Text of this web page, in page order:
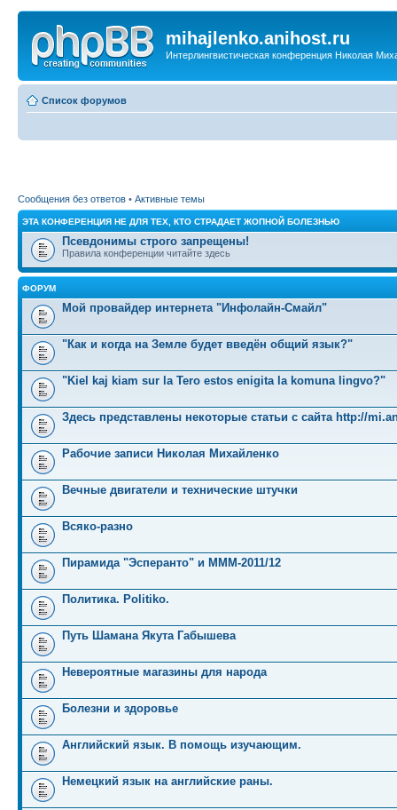
mihajlenko.anihost.ru
Интерлингвистическая конференция Николая
Список форумов
Сообщения без ответов • Активные темы
ЭТА КОНФЕРЕНЦИЯ НЕ ДЛЯ ТЕХ, КТО СТРАДАЕТ ЖОПНОЙ БОЛЕЗНЬЮ
Псевдонимы строго запрещены!
Правила конференции читайте здесь
ФОРУМ
Мой провайдер интернета "Инфолайн-Смайл"
"Как и когда на Земле будет введён общий язык?"
"Kiel kaj kiam sur la Tero estos enigita la komuna lingvo?"
Здесь представлены некоторые статьи с сайта http://
Рабочие записи Николая Михайленко
Вечные двигатели и технические штучки
Всяко-разно
Пирамида "Эсперанто" и MMM-2011/12
Политика. Politiko.
Путь Шамана Якута Габышева
Невероятные магазины для народа
Болезни и здоровье
Английский язык. В помощь изучающим.
Немецкий язык на английские раны.